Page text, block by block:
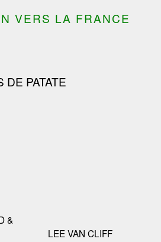
VERS LA FRANCE
DE PATATE
&
LEE VAN CLIFF